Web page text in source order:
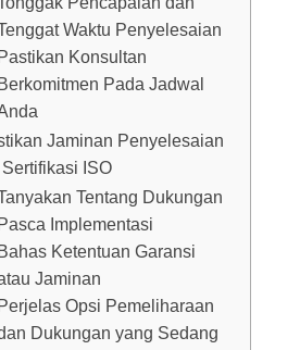
Waktu Penyelesaian
Pastikan Konsultan
Berkomitmen Pada Jadwal
Jaminan Penyelesaian
ISO
Tentang Dukungan
Pasca Implementasi
Bahas Ketentuan Garansi
Jaminan
Perjelas Opsi Pemeliharaan
Dukungan yang Sedang